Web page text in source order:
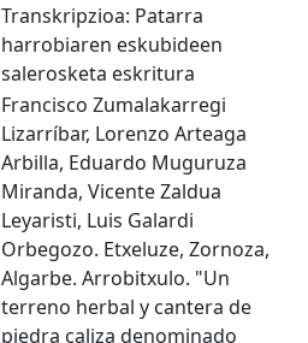
Transkripzioa: Patarra
harrobiaren eskubideen
salerosketa eskritura
Francisco Zumalakarregi
Lizarríbar, Lorenzo Arteaga
Arbilla, Eduardo Muguruza
Miranda, Vicente Zaldua
Leyaristi, Luis Galardi
Orbegozo. Etxeluze, Zornoza,
Algarbe. Arrobitxulo. "Un
terreno herbal y cantera de
piedra caliza denominado